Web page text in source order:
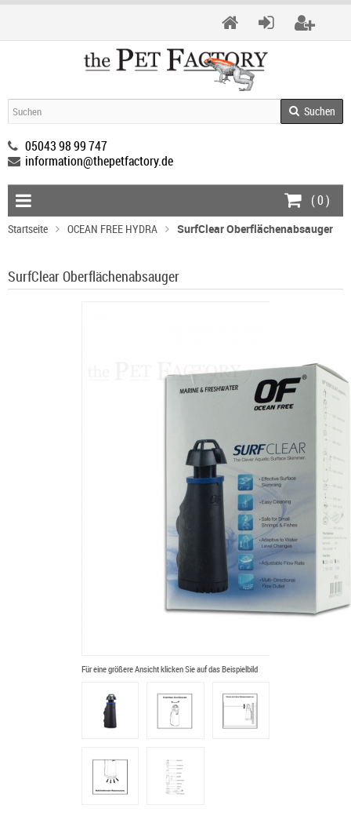
Suchen
05043 98 99 747
information@thepetfactory.de
(0)
Startseite OCEAN FREE HYDRA SurfClear Oberflächenabsauger
SurfClear Oberflächenabsauger
Für eine größere Ansicht klicken Sie auf das Beispielbild